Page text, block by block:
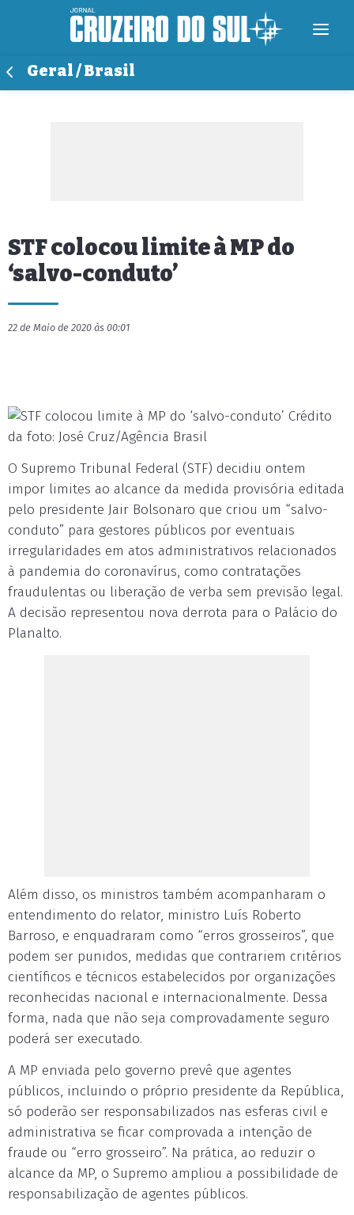
Geral / Brasil
STF colocou limite à MP do
‘salvo-conduto’
22 de Maio de 2020 às 00:01
Crédito
da foto: José Cruz/Agência Brasil
O Supremo Tribunal Federal (STF) decidiu ontem
impor limites ao alcance da medida provisória editada
pelo presidente Jair Bolsonaro que criou um “salvo-
conduto” para gestores públicos por eventuais
irregularidades em atos administrativos relacionados
à pandemia do coronavírus, como contratações
fraudulentas ou liberação de verba sem previsão legal.
A decisão representou nova derrota para o Palácio do
Planalto.
Além disso, os ministros também acompanharam o
entendimento do relator, ministro Luís Roberto
Barroso, e enquadraram como “erros grosseiros”, que
podem ser punidos, medidas que contrariem critérios
científicos e técnicos estabelecidos por organizações
reconhecidas nacional e internacionalmente. Dessa
forma, nada que não seja comprovadamente seguro
poderá ser executado.
A MP enviada pelo governo prevê que agentes
públicos, incluindo o próprio presidente da República,
só poderão ser responsabilizados nas esferas civil e
administrativa se ficar comprovada a intenção de
fraude ou “erro grosseiro”. Na prática, ao reduzir o
alcance da MP, o Supremo ampliou a possibilidade de
responsabilização de agentes públicos.